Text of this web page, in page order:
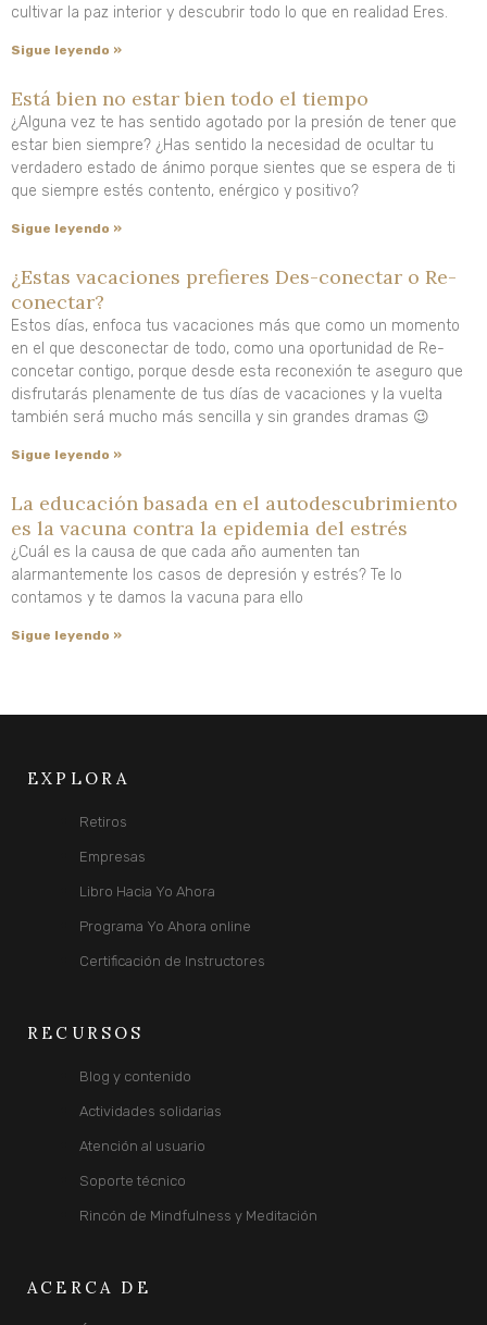
cultivar la paz interior y descubrir todo lo que en realidad Eres.
Sigue leyendo »
Está bien no estar bien todo el tiempo
¿Alguna vez te has sentido agotado por la presión de tener que
estar bien siempre? ¿Has sentido la necesidad de ocultar tu
verdadero estado de ánimo porque sientes que se espera de ti
que siempre estés contento, enérgico y positivo?
Sigue leyendo »
¿Estas vacaciones prefieres Des-conectar o Re-
conectar?
Estos días, enfoca tus vacaciones más que como un momento
en el que desconectar de todo, como una oportunidad de Re-
concetar contigo, porque desde esta reconexión te aseguro que
disfrutarás plenamente de tus días de vacaciones y la vuelta
también será mucho más sencilla y sin grandes dramas 😉
Sigue leyendo »
La educación basada en el autodescubrimiento
es la vacuna contra la epidemia del estrés
¿Cuál es la causa de que cada año aumenten tan
alarmantemente los casos de depresión y estrés? Te lo
contamos y te damos la vacuna para ello
Sigue leyendo »
EXPLORA
Retiros
Empresas
Libro Hacia Yo Ahora
Programa Yo Ahora online
Certificación de Instructores
RECURSOS
Blog y contenido
Actividades solidarias
Atención al usuario
Soporte técnico
Rincón de Mindfulness y Meditación
ACERCA DE